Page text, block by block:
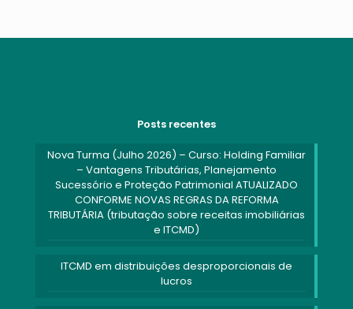
Posts recentes
Nova Turma (Julho 2026) – Curso: Holding Familiar
– Vantagens Tributárias, Planejamento
Sucessório e Proteção Patrimonial ATUALIZADO
CONFORME NOVAS REGRAS DA REFORMA
TRIBUTÁRIA (tributação sobre receitas imobiliárias
e ITCMD)
ITCMD em distribuições desproporcionais de
lucros